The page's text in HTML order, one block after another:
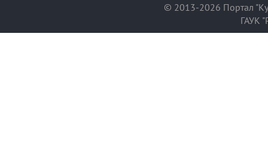
© 2013-2026 Портал
ГАУК